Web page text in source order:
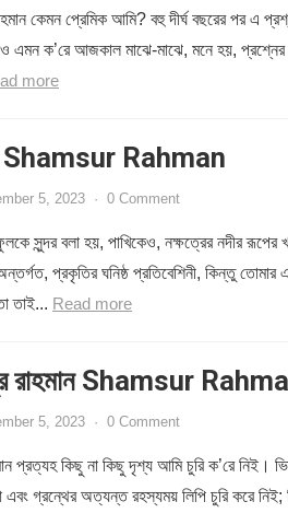
কেমন প্রেমিক আমি? বহু দীর্ঘ বছরের পর এ
এমন ক’রে আজকাল মাঝে-মাঝে, মনে হয়,
more
Shamsur Rahman
5, 2023 · 0 Comment
সুন্দর বলা হয়, পাখিকেও, নক্ষত্রের নদীর রূপের
প্রকৃতির ঘনিষ্ঠ প্রতিবেশিনী, কিন্তু তোমার
তাই... Read more
রাহমান Shamsur
5, 2023 · 0 Comment
প্রত্যহ কিছু না কিছু দৃশ্য আমি চুরি ক’রে নিই।
গ্রন্থের অত্যন্ত রহস্যময় লিপি চুরি করে নিই;